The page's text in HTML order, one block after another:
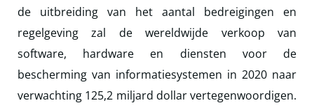
de uitbreiding van het aantal bedreigingen en
regelgeving zal de wereldwijde verkoop van
software, hardware en diensten voor de
bescherming van informatiesystemen in 2020 naar
verwachting 125,2 miljard dollar vertegenwoordigen.